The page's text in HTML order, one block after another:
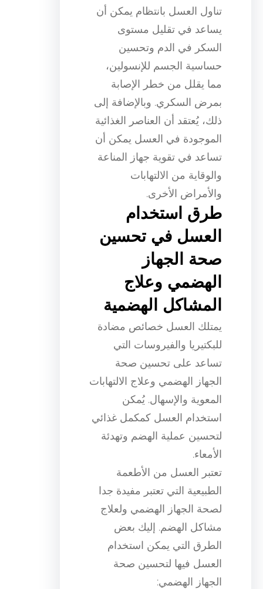
تناول العسل بانتظام يمكن أن
يساعد في تقليل مستوى
السكر في الدم وتحسين
حساسية الجسم للإنسولين،
مما يقلل من خطر الإصابة
بمرض السكري. وبالإضافة إلى
ذلك، يُعتقد أن العناصر الغذائية
الموجودة في العسل يمكن أن
تساعد في تقوية جهاز المناعة
والوقاية من الالتهابات
والأمراض الأخرى.
طرق استخدام
العسل في تحسين
صحة الجهاز
الهضمي وعلاج
المشاكل الهضمية
يمتلك العسل خصائص مضادة
للبكتيريا والفيروسات التي
تساعد على تحسين صحة
الجهاز الهضمي وعلاج الالتهابات
المعوية والإسهال. يُمكن
استخدام العسل كمكمل غذائي
لتحسين عملية الهضم وتهدئة
الأمعاء.
تعتبر العسل من الأطعمة
الطبيعية التي تعتبر مفيدة جدا
لصحة الجهاز الهضمي ولعلاج
مشاكل الهضم. إليك بعض
الطرق التي يمكن استخدام
العسل فيها لتحسين صحة
الجهاز الهضمي: